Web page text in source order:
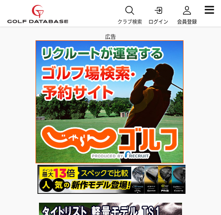
クラブ検索 ログイン 会員登録
広告